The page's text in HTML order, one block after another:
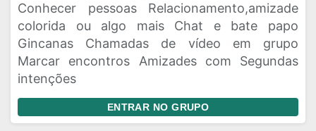
Conhecer pessoas Relacionamento,amizade
colorida ou algo mais Chat e bate papo
Gincanas Chamadas de vídeo em grupo
Marcar encontros Amizades com Segundas
intenções
ENTRAR NO GRUPO